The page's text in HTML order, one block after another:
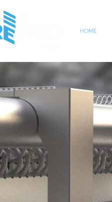
HOME